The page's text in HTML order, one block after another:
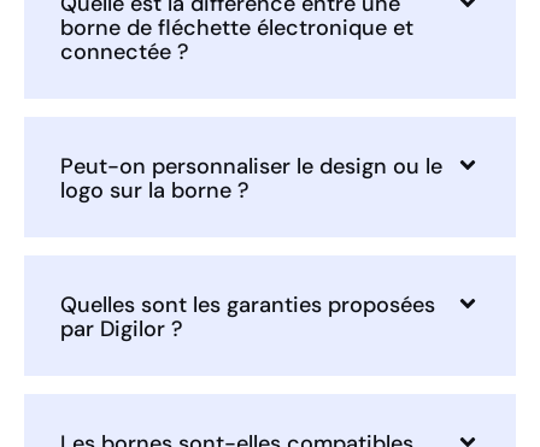
borne de fléchette électronique et
connectée ?
Peut-on personnaliser le design ou le
logo sur la borne ?
Quelles sont les garanties proposées
par Digilor ?